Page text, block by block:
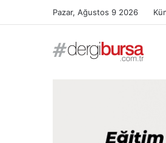
Pazar, Ağustos 9 2026